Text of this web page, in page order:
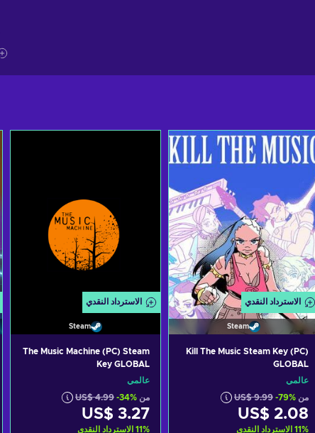
الاسترداد النقدي
Steam
Kill The Music Steam Key (PC)
GLOBAL
عالمي
من
US$ 9.99 -79%
US$ 2.08
11% الاسترداد النقدي
الاسترداد النقدي
Steam
The Music Machine (PC) Steam
Key GLOBAL
عالمي
من
US$ 4.99 -34%
US$ 3.27
11% الاسترداد النقدي